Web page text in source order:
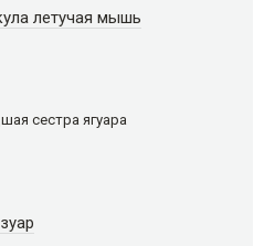
летучая мышь
сестра ягуара